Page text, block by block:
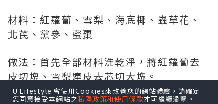
材料：紅蘿蔔、雪梨、海底椰、蟲草花、
北芪、黨參、蜜棗
做法：首先全部材料洗乾淨，將紅蘿蔔去
皮切塊、雪梨連皮去芯切大塊。
這次會用到2000毫升水。將潤燥明目的紅
U Lifestyle 會使用Cookies來改善您的網站體驗，請確定
您同意接受本網站之私隱政策和使用條款才可繼續瀏覽。